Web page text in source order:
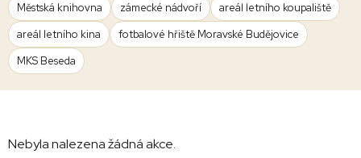
Městská knihovna zámecké nádvoří
areál letního koupaliště
areál letního kina
fotbalové hřiště Moravské Budějovice
MKS Beseda
Nebyla nalezena žádná akce.